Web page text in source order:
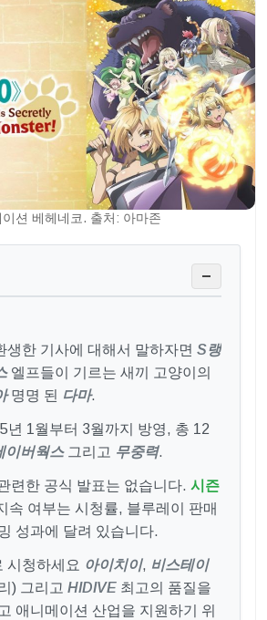
이션 베헤네코. 출처: 아마존
−
생한 기사에 대해서 말하자면 S랭
엘프들이 기르는 새끼 고양이의
명명 된 다마.
년 1월부터 3월까지 방영, 총 12
이버웍스그리고 무중력.
련한 공식 발표는 없습니다. 시즌
속 여부는 시청률, 블루레이 판매
성과에 달려 있습니다.
시청하세요 아이치이, 비스테이
) 그리고 HIDIVE 최고의 품질을
애니메이션 산업을 지원하기 위